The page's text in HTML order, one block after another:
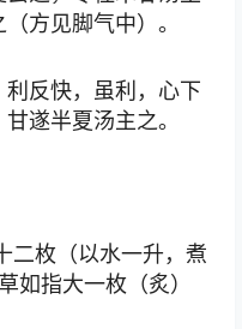
方见脚气中）。
反快，虽利，心下
遂半夏汤主之。
二枚（以水一升，煮
如指大一枚（炙）